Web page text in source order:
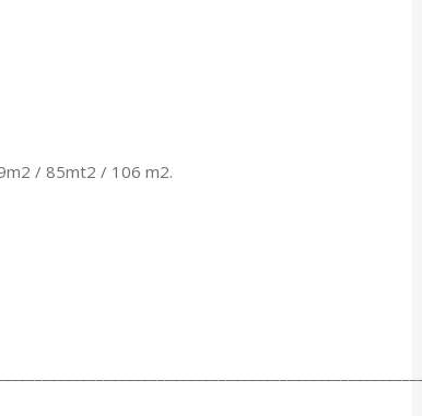
/ 85mt2 / 106 m2.